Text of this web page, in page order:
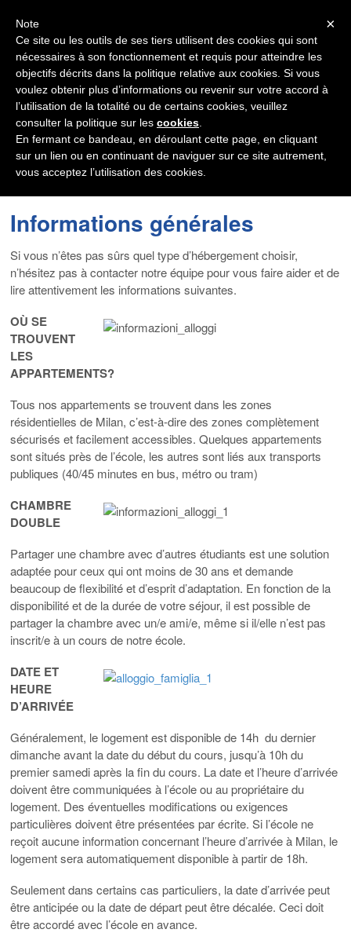
Scuola Leonardo da
Vinci Milan
Learn Italian in Milan!
Informations générales
Si vous n’êtes pas sûrs quel type d’hébergement choisir,
n’hésitez pas à contacter notre équipe pour vous faire aider et de
lire attentivement les informations suivantes.
OÙ SE
TROUVENT
LES
APPARTEMENTS?
Tous nos appartements se trouvent dans les zones
résidentielles de Milan, c’est-à-dire des zones complètement
sécurisés et facilement accessibles. Quelques appartements
sont situés près de l’école, les autres sont liés aux transports
publiques (40/45 minutes en bus, métro ou tram)
CHAMBRE
DOUBLE
Partager une chambre avec d’autres étudiants est une solution
adaptée pour ceux qui ont moins de 30 ans et demande
beaucoup de flexibilité et d’esprit d’adaptation. En fonction de la
disponibilité et de la durée de votre séjour, il est possible de
partager la chambre avec un/e ami/e, même si il/elle n’est pas
inscrit/e à un cours de notre école.
DATE ET
HEURE
D’ARRIVÉE
Généralement, le logement est disponible de 14h du dernier
dimanche avant la date du début du cours, jusqu’à 10h du
premier samedi après la fin du cours. La date et l’heure d’arrivée
doivent être communiquées à l’école ou au propriétaire du
logement. Des éventuelles modifications ou exigences
particulières doivent être présentées par écrite. Si l’école ne
reçoit aucune information concernant l’heure d’arrivée à Milan, le
logement sera automatiquement disponible à partir de 18h.
Seulement dans certains cas particuliers, la date d’arrivée peut
être anticipée ou la date de départ peut être décalée. Ceci doit
être accordé avec l’école en avance.
×
Note
Ce site ou les outils de ses tiers utilisent des cookies qui sont
nécessaires à son fonctionnement et requis pour atteindre les
objectifs décrits dans la politique relative aux cookies. Si vous
voulez obtenir plus d’informations ou revenir sur votre accord à
l’utilisation de la totalité ou de certains cookies, veuillez
consulter la politique sur les cookies
En fermant ce bandeau, en déroulant cette page, en cliquant
sur un lien ou en continuant de naviguer sur ce site autrement,
vous acceptez l’utilisation des cookies.